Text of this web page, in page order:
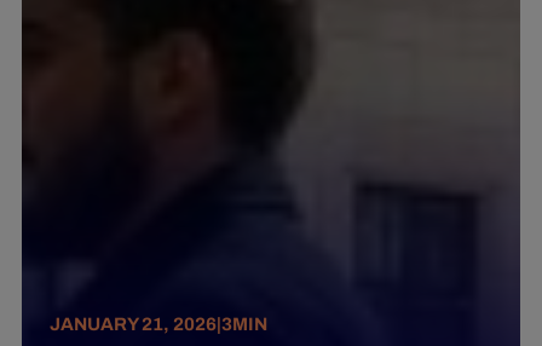
JANUARY 21, 2026 |3MIN